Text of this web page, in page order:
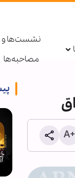
نشست‌ها و
مصاحبه‌ها